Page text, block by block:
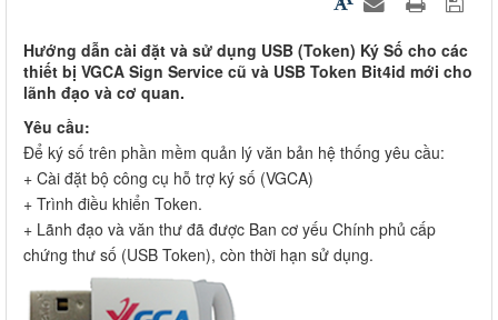
Hướng dẫn cài đặt và sử dụng USB (Token) Ký Số cho các
thiết bị VGCA Sign Service cũ và USB Token Bit4id mới cho
lãnh đạo và cơ quan.
Yêu cầu:
Để ký số trên phần mềm quản lý văn bản hệ thống yêu cầu:
+ Cài đặt bộ công cụ hỗ trợ ký số (VGCA)
+ Trình điều khiển Token.
+ Lãnh đạo và văn thư đã được Ban cơ yếu Chính phủ cấp
chứng thư số (USB Token), còn thời hạn sử dụng.